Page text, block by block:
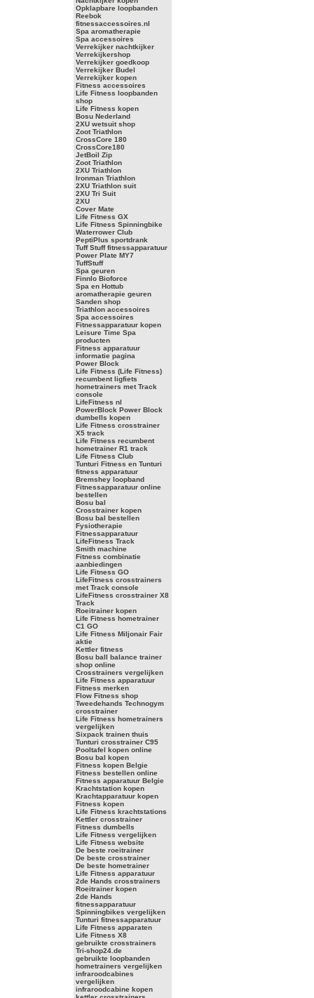
Opklapbare loopbanden
Reebok
fitnessaccessoires.nl
Spa aromatherapie
Spa accessoires
Verrekijker nachtkijker
Verrekijkershop
Verrekijker goedkoop
Verrekijker Budel
Verrekijker kopen
Fitness accessoires
Life Fitness loopbanden
shop
Life Fitness kopen
Bosu Nederland
2XU wetsuit shop
Zoot Triathlon
CrossCore 180
CrossCore180
JetBoil Zip
Zoot Triathlon
2XU Triathlon
Ironman Triathlon
2XU Triathlon suit
2XU Tri Suit
2XU
Cover Mate
Life Fitness GX
Life Fitness Spinningbike
Waterrower Club
PeptiPlus sportdrank
Tuff Stuff fitnessapparatuur
Power Plate MY7
TuffStuff
Spa geuren
Finnlo Bioforce
Spa en Hottub
aromatherapie geuren
Sanden shop
Triathlon accessoires
Spa accessoires
Fitnessapparatuur kopen
Leisure Time Spa
producten
Fitness apparatuur
informatie pagina
Power Block
Life Fitness (Life Fitness)
recumbent ligfiets
hometrainers met Track
console
LifeFitness nl
PowerBlock Power Block
dumbells kopen
Life Fitness crosstrainer
X5 track
Life Fitness recumbent
hometrainer R1 track
Life Fitness Club
Tunturi Fitness en Tunturi
fitness apparatuur
Bremshey loopband
Fitnessapparatuur online
bestellen
Bosu bal
Crosstrainer kopen
Bosu bal bestellen
Fysiotherapie
Fitnessapparatuur
LifeFitness Track
Smith machine
Fitness combinatie
aanbiedingen
Life Fitness GO
LifeFitness crosstrainers
met Track console
LifeFitness crosstrainer X8
Track
Roeitrainer kopen
Life Fitness hometrainer
C1 GO
Life Fitness Miljonair Fair
aktie
Kettler fitness
Bosu ball balance trainer
shop online
Crosstrainers vergelijken
Life Fitness apparatuur
Fitness merken
Flow Fitness shop
Tweedehands Technogym
crosstrainer
Life Fitness hometrainers
vergelijken
Sixpack trainen thuis
Tunturi crosstrainer C95
Pooltafel kopen online
Bosu bal kopen
Fitness kopen Belgie
Fitness bestellen online
Fitness apparatuur Belgie
Krachtstation kopen
Krachtapparatuur kopen
Fitness kopen
Life Fitness krachtstations
Kettler crosstrainer
Fitness dumbells
Life Fitness vergelijken
Life Fitness website
De beste roeitrainer
De beste crosstrainer
De beste hometrainer
Life Fitness apparatuur
2de Hands crosstrainers
Roeitrainer kopen
2de Hands
fitnessapparatuur
Spinningbikes vergelijken
Tunturi fitnessapparatuur
Life Fitness apparaten
Life Fitness X8
gebruikte crosstrainers
Tri-shop24.de
gebruikte loopbanden
hometrainers vergelijken
infraroodcabines
vergelijken
infraroodcabine kopen